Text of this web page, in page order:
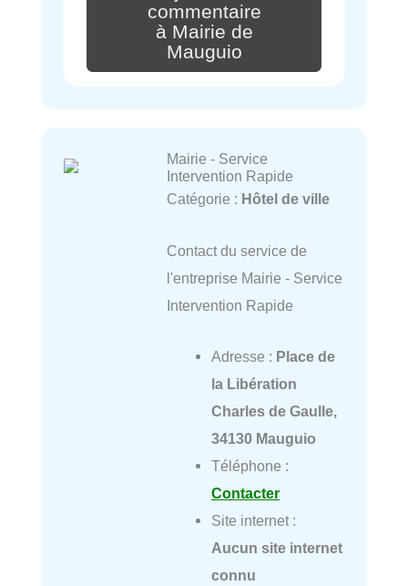
commentaire
à Mairie de
Mauguio
Mairie - Service
Intervention Rapide
Catégorie : Hôtel de ville
Contact du service de
l'entreprise Mairie - Service
Intervention Rapide
Adresse : Place de
la Libération
Charles de Gaulle,
34130 Mauguio
Téléphone :
Contacter
Site internet :
Aucun site internet
connu